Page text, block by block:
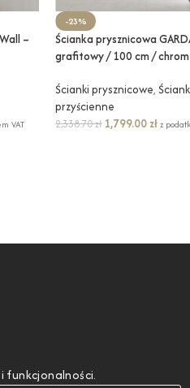
–
VAT
-23%
Ścianka prysznicowa
grafitowy / 100 cm / chrom
Ścianki prysznicowe,
przyścienne
2,338.70zł 1,799.00 zł z